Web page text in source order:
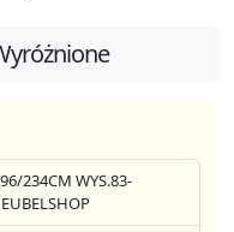
234CM WYS.83-